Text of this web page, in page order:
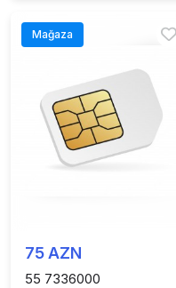
Mağaza
75 AZN
55 7336000